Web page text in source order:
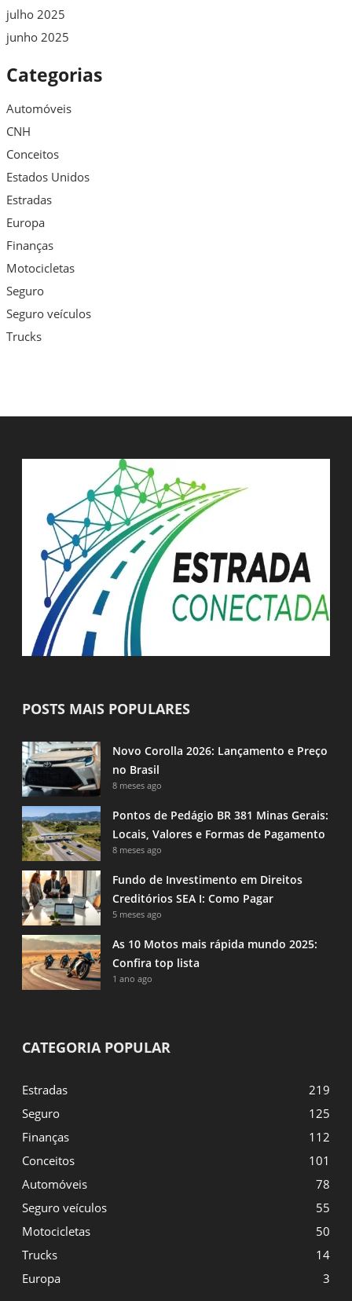
julho 2025
junho 2025
Categorias
Automóveis
CNH
Conceitos
Estados Unidos
Estradas
Europa
Finanças
Motocicletas
Seguro
Seguro veículos
Trucks
POSTS MAIS POPULARES
Novo Corolla 2026: Lançamento e Preço
no Brasil
8 meses ago
Pontos de Pedágio BR 381 Minas Gerais:
Locais, Valores e Formas de Pagamento
8 meses ago
Fundo de Investimento em Direitos
Creditórios SEA I: Como Pagar
5 meses ago
As 10 Motos mais rápida mundo 2025:
Confira top lista
1 ano ago
CATEGORIA POPULAR
Estradas
219
Seguro
125
Finanças
112
Conceitos
101
Automóveis
78
Seguro veículos
55
Motocicletas
50
Trucks
14
Europa
3